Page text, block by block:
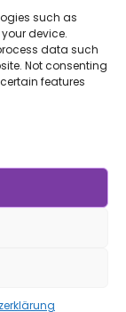
such as
device.
data such
Not consenting
features